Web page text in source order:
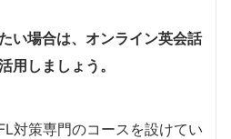
い場合は、オンライン英会話
用しましょう。
対策専門のコースを設けてい